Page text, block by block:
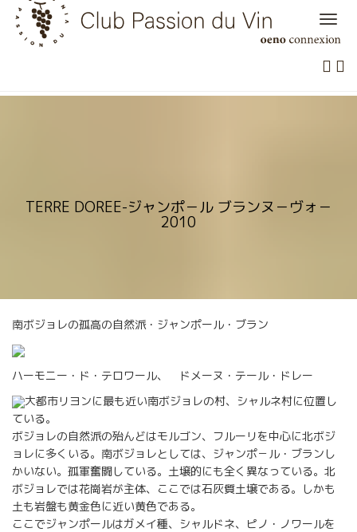
Skip
content
TERRE DOREE-ジャンポ－ル ブランヌ－ヴォ－
2010
南ボジョレの孤高の自然派・ジャンポール・ブラン
ハーモニー・ド・テロワール、 ドメーヌ・テール・ドレー
大都市リヨンに最も近い南ボジョレの村、シャルネ村に位置し
ている。
ボジョレの自然派の殆んどはモルゴン、フルーリを中心に北ボジ
ョレに多くいる。南ボジョレとしては、ジャンポ－ル・ブランし
かいない。孤軍奮闘している。土壌的にも全く異なっている。北
ボジョレでは花崗岩が主体、ここでは石灰質土壌である。しかも
土も岩盤も黄金色に近い黄色である。
ここでジャンポールはガメイ種、シャルドネ、ピノ・ノワールを